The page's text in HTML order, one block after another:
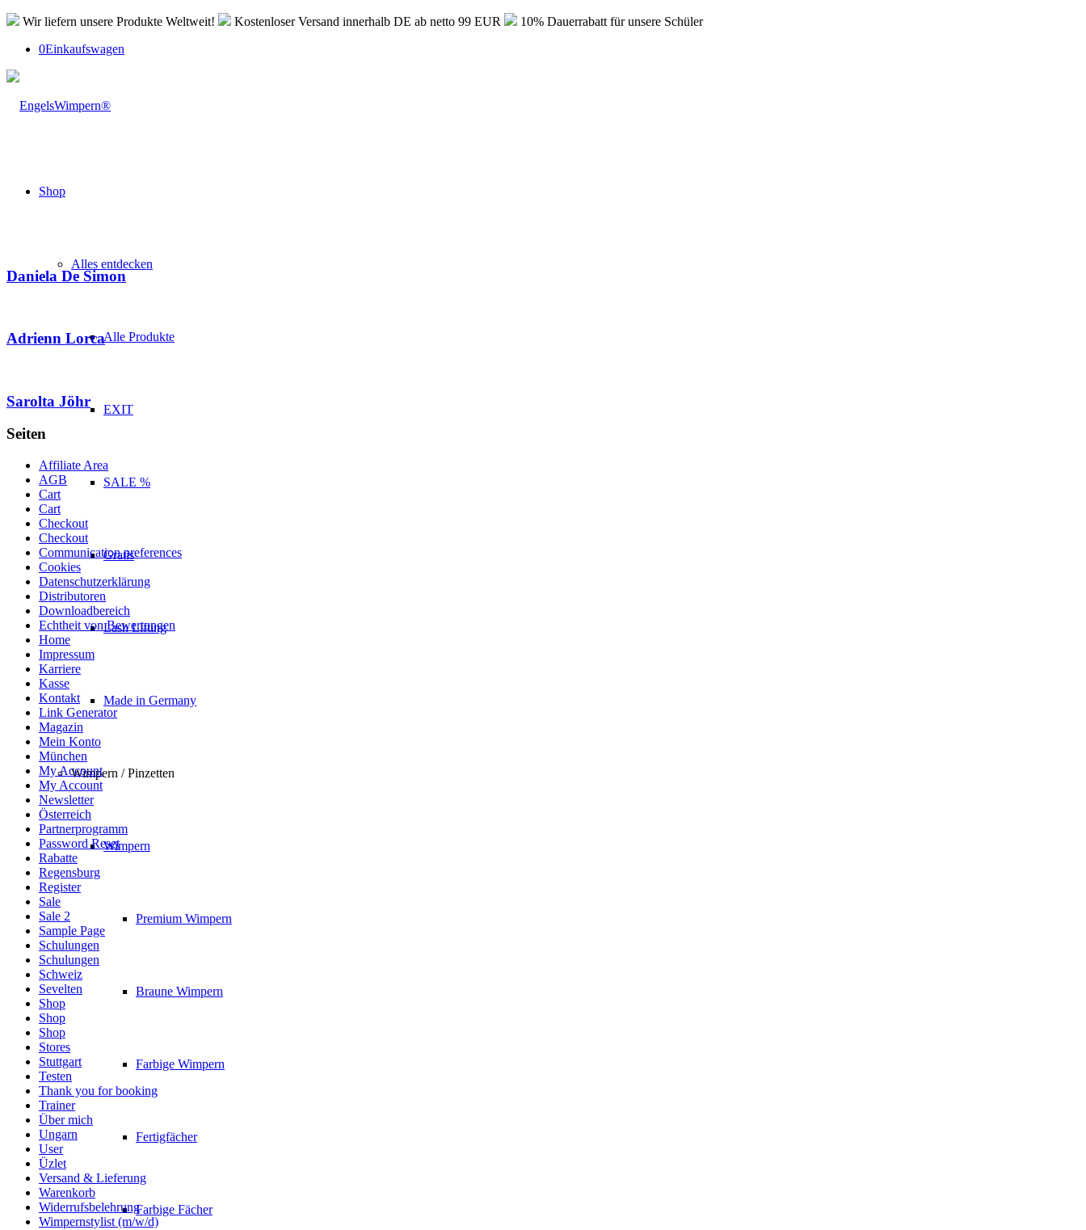
Wir liefern unsere Produkte Weltweit! Kostenloser Versand innerhalb DE ab netto 99 EUR
10% Dauerrabatt für unsere Schüler
0Einkaufswagen
Shop
Alles entdecken
Alle Produkte
EXIT
SALE %
Gratis
Lash Lifting
Made in Germany
Wimpern / Pinzetten
Wimpern
Premium Wimpern
Braune Wimpern
Farbige Wimpern
Fertigfächer
Farbige Fächer
Daniela De Simon
Adrienn Lorca
Sarolta Jöhr
Seiten
Affiliate Area
AGB
Cart
Cart
Checkout
Checkout
Communication preferences
Cookies
Datenschutzerklärung
Distributoren
Downloadbereich
Echtheit von Bewertungen
Home
Impressum
Karriere
Kasse
Kontakt
Link Generator
Magazin
Mein Konto
München
My Account
My Account
Newsletter
Österreich
Partnerprogramm
Password Reset
Rabatte
Regensburg
Register
Sale
Sale 2
Sample Page
Schulungen
Schulungen
Schweiz
Sevelten
Shop
Shop
Shop
Stores
Stuttgart
Testen
Thank you for booking
Trainer
Über mich
Ungarn
User
Üzlet
Versand & Lieferung
Warenkorb
Widerrufsbelehrung
Wimpernstylist (m/w/d)